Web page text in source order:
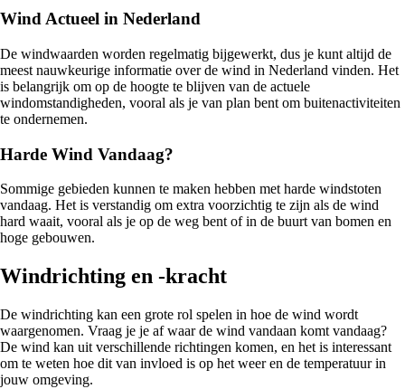
Wind Actueel in Nederland
De windwaarden worden regelmatig bijgewerkt, dus je kunt altijd de
meest nauwkeurige informatie over de wind in Nederland vinden. Het
is belangrijk om op de hoogte te blijven van de actuele
windomstandigheden, vooral als je van plan bent om buitenactiviteiten
te ondernemen.
Harde Wind Vandaag?
Sommige gebieden kunnen te maken hebben met harde windstoten
vandaag. Het is verstandig om extra voorzichtig te zijn als de wind
hard waait, vooral als je op de weg bent of in de buurt van bomen en
hoge gebouwen.
Windrichting en -kracht
De windrichting kan een grote rol spelen in hoe de wind wordt
waargenomen. Vraag je je af waar de wind vandaan komt vandaag?
De wind kan uit verschillende richtingen komen, en het is interessant
om te weten hoe dit van invloed is op het weer en de temperatuur in
jouw omgeving.